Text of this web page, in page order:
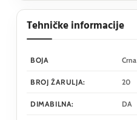
Tehničke informacije
BOJA Crna
BROJ ŽARULJA: 20
DIMABILNA: DA